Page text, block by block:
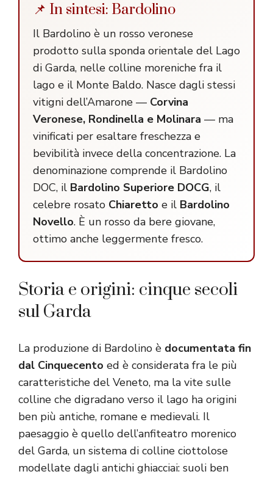
📌 In sintesi: Bardolino
Il Bardolino è un rosso veronese
prodotto sulla sponda orientale del Lago
di Garda, nelle colline moreniche fra il
lago e il Monte Baldo. Nasce dagli stessi
vitigni dell’Amarone — Corvina
Veronese, Rondinella e Molinara — ma
vinificati per esaltare freschezza e
bevibilità invece della concentrazione. La
denominazione comprende il Bardolino
DOC, il Bardolino Superiore DOCG, il
celebre rosato Chiaretto e il Bardolino
Novello. È un rosso da bere giovane,
ottimo anche leggermente fresco.
Storia e origini: cinque secoli
sul Garda
La produzione di Bardolino è documentata fin
dal Cinquecento ed è considerata fra le più
caratteristiche del Veneto, ma la vite sulle
colline che digradano verso il lago ha origini
ben più antiche, romane e medievali. Il
paesaggio è quello dell’anfiteatro morenico
del Garda, un sistema di colline ciottolose
modellate dagli antichi ghiacciai: suoli ben